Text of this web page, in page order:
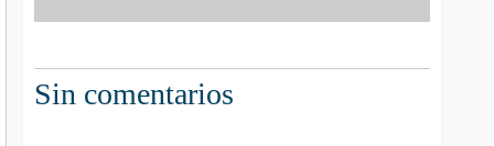
Sin comentarios